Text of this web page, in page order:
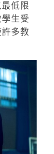
低限
生受
多教